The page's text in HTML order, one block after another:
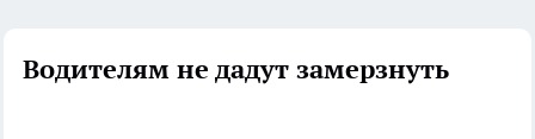
Водителям не дадут замерзнуть